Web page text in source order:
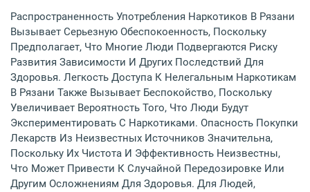
Распространенность Употребления Наркотиков В Рязани
Вызывает Серьезную Обеспокоенность, Поскольку
Предполагает, Что Многие Люди Подвергаются Риску
Развития Зависимости И Других Последствий Для
Здоровья. Легкость Доступа К Нелегальным Наркотикам
В Рязани Также Вызывает Беспокойство, Поскольку
Увеличивает Вероятность Того, Что Люди Будут
Экспериментировать С Наркотиками. Опасность Покупки
Лекарств Из Неизвестных Источников Значительна,
Поскольку Их Чистота И Эффективность Неизвестны,
Что Может Привести К Случайной Передозировке Или
Другим Осложнениям Для Здоровья. Для Людей,